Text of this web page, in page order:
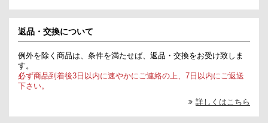
返品・交換について
例外を除く商品は、条件を満たせば、返品・交換をお受け致しま
す。
必ず商品到着後3日以内に速やかにご連絡の上、7日以内にご返送
下さい。
詳しくはこちら